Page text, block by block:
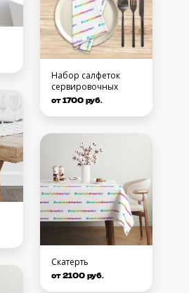
Набор салфеток
сервировочных
от 1700 руб.
Скатерть
от 2100 руб.